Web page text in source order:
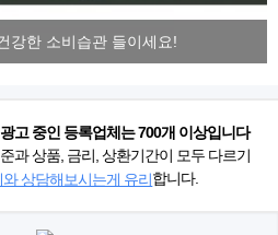
강한 소비습관 들이세요!
고 중인 등록업체는 700개 이상입니다
과 상품, 금리, 상환기간이 모두 다르기
상담해보시는게 유리합니다.